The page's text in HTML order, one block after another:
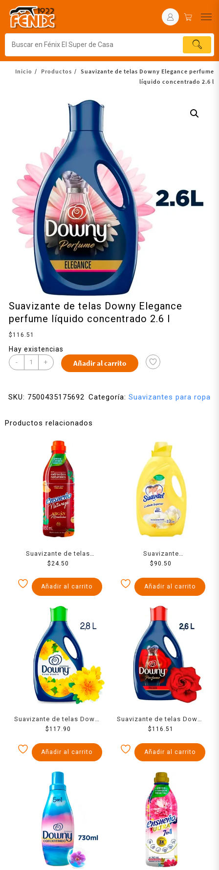
Inicio Productos
Suavizante de telas Downy Elegance perfume
líquido concentrado 2.6 l
Suavizante de telas Downy Elegance
perfume líquido concentrado 2.6 l
$ 116.51
Hay existencias
- + Añadir al carrito
SKU: 7500435175692 Categoría: Suavizantes para ropa
Productos relacionados
Suavizante de telas
Ensueño argán mandarina
$ 24.50
Añadir al carrito
Suavizante
acondicionador de telas
fresco aroma de sol 3 l
$ 90.50
Añadir al carrito
Suavizante de telas Downy
pureza silvestre 2.8 l
$117.90
Añadir al carrito
Suavizante de telas Downy
Passion perfume líquido
$116.51
Añadir al carrito